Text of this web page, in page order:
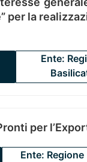
per la
Ente:
per
Ente: Regione